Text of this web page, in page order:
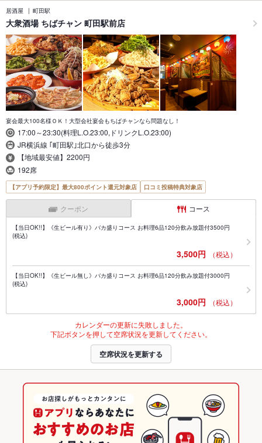
居酒屋 町田駅
大衆酒場 ちばチャン 町田駅前店
宴会最大100名様ＯＫ！大型会社宴会もちばチャンなら問題なし！
17:00～23:30(料理L.O.23:00,ドリンクL.O.23:00)
JR横浜線 ｢町田駅｣北口から徒歩3分
【地域最安値】2200円
192席
【アプリ予約限定】最大800ポイント還元対象店 口コミ投稿特典対象店
クーポン コース
【当日OK!!】《生ビール有り》バカ盛りコース お料理6品120分飲み放題付3500円
(税込)
3,500円 （税込）
【当日OK!!】《生ビール無し》バカ盛りコース お料理6品120分飲み放題付3000円
(税込)
3,000円 （税込）
カレンダーの更新に失敗しました。
下記ボタンを押して空席状況を更新してください。
空席状況を更新する